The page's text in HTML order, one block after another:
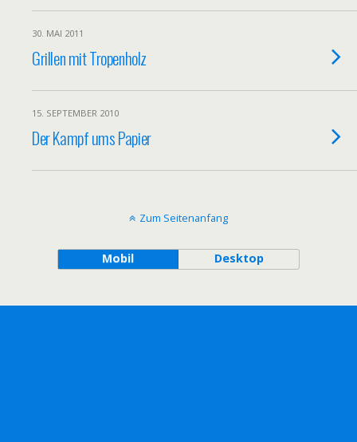
30. MAI 2011
Grillen mit Tropenholz
15. SEPTEMBER 2010
Der Kampf ums Papier
Zum Seitenanfang
Mobil Desktop